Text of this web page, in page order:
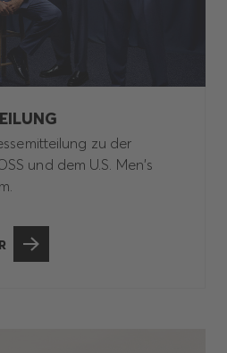
zu der
und dem U.S. Men's